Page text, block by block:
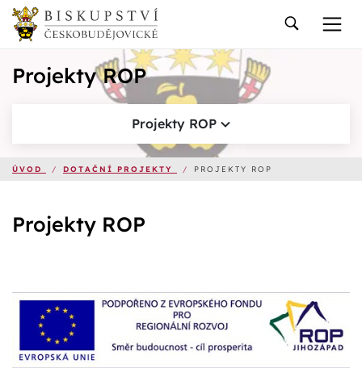
Projekty ROP
Projekty ROP
ÚVOD / DOTAČNÍ PROJEKTY / PROJEKTY ROP
Projekty ROP